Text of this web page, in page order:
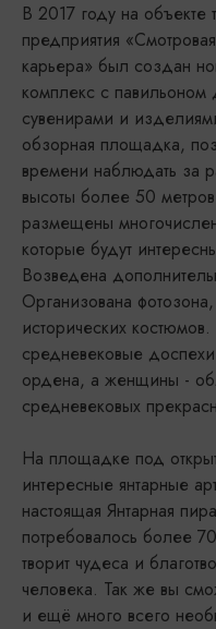
В 2017 году на объекте
предприятия
карьера» был создан
комплекс с павильоном
сувенирами и
обзорная площадка,
времени наблюдать за
высоты более 50
размещены
которые будут
Возведена
Организована
исторических
средневековые
ордена, а женщины -
средневековых
На площадке под
интересные янтарные
настоящая Янтарная
потребовалось более
творит чудеса и
человека. Так же вы
и ещё много всего